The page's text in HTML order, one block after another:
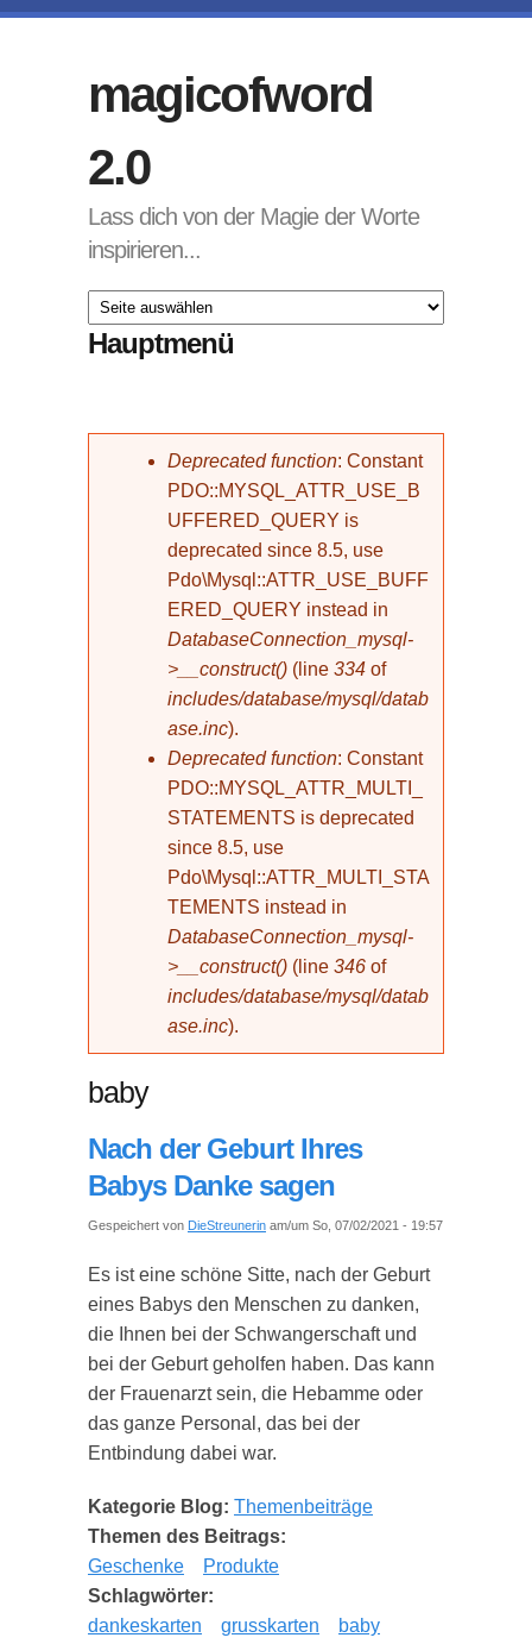
magicofword
2.0
Lass dich von der Magie der Worte
inspirieren...
Hauptmenü
Fehlermeldung
Deprecated function: Constant
PDO::MYSQL_ATTR_USE_B
UFFERED_QUERY is
deprecated since 8.5, use
Pdo\Mysql::ATTR_USE_BUFF
ERED_QUERY instead in
DatabaseConnection_mysql-
>__construct() (line 334 of
includes/database/mysql/datab
ase.inc).
Deprecated function: Constant
PDO::MYSQL_ATTR_MULTI_
STATEMENTS is deprecated
since 8.5, use
Pdo\Mysql::ATTR_MULTI_STA
TEMENTS instead in
DatabaseConnection_mysql-
>__construct() (line 346 of
includes/database/mysql/datab
ase.inc).
baby
Nach der Geburt Ihres
Babys Danke sagen
Gespeichert von DieStreunerin am/um So, 07/02/2021 - 19:57
Es ist eine schöne Sitte, nach der Geburt
eines Babys den Menschen zu danken,
die Ihnen bei der Schwangerschaft und
bei der Geburt geholfen haben. Das kann
der Frauenarzt sein, die Hebamme oder
das ganze Personal, das bei der
Entbindung dabei war.
Kategorie Blog: Themenbeiträge
Themen des Beitrags:
Geschenke
Produkte
Schlagwörter:
dankeskarten
grusskarten
baby